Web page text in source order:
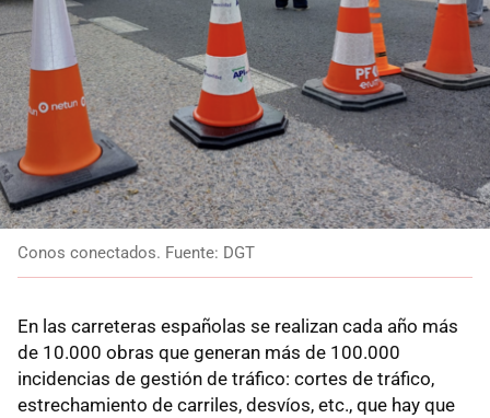
Conos conectados. Fuente: DGT
En las carreteras españolas se realizan cada año más
de 10.000 obras que generan más de 100.000
incidencias de gestión de tráfico: cortes de tráfico,
estrechamiento de carriles, desvíos, etc., que hay que